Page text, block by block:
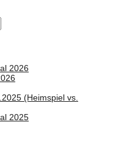
2026
(Heimspiel vs.
2025